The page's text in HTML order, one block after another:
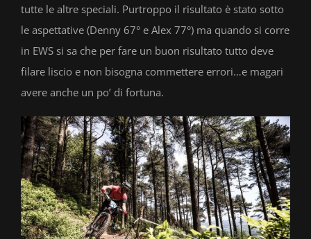
tutte le altre speciali. Purtroppo il risultato è stato sotto
le aspettative (Denny 67° e Alex 77°) ma quando si corre
in EWS si sa che per fare un buon risultato tutto deve
filare liscio e non bisogna commettere errori…e magari
avere anche un po’ di fortuna.